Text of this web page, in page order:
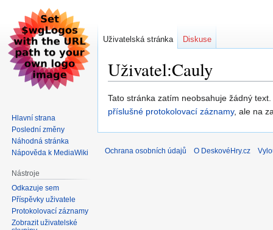
Uživatel:Cauly
Skočit
na
Skočit
na
Tato stránka zatím neobsahuje žádný
příslušné protokolovací záznamy, ale na
Uživatelská stránka Diskuse
Hlavní strana
Poslední změny
Náhodná stránka
Nápověda k MediaWiki
Nástroje
Odkazuje sem
Příspěvky uživatele
Protokolovací záznamy
Zobrazit uživatelské
Ochrana osobních údajů O DeskovéHry.cz